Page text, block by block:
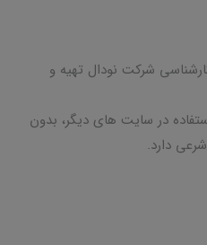
شرکت نودال تهیه و
در سایت های دیگر، بدون
دارد.